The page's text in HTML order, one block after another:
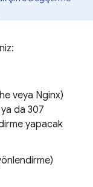
veya Nginx)
da 307
yapacak